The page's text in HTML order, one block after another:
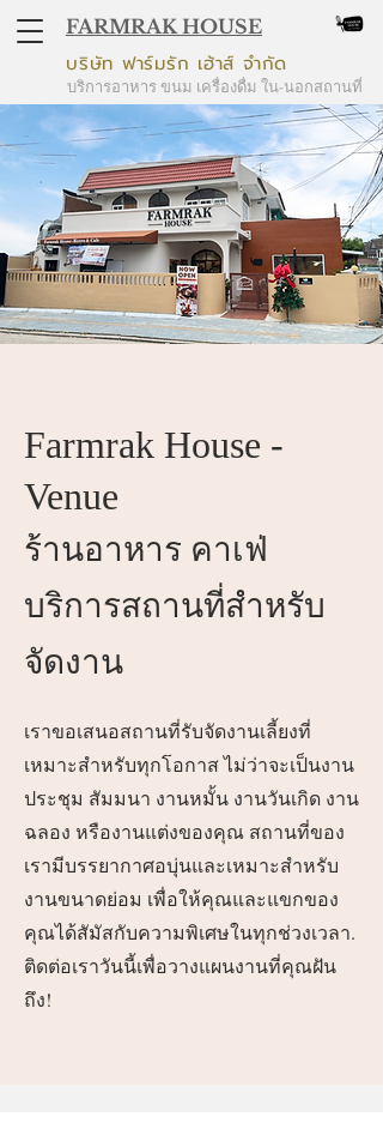
FARMRAK HOUSE
บริการอาหาร ขนม เครื่องดื่ม ใน-นอกสถานที่
บริษัท ฟาร์มรัก เฮ้าส์ จำกัด
Farmrak House -
Venue
ร้านอาหาร คาเฟ่
บริการสถานที่สำหรับ
จัดงาน
เราขอเสนอสถานที่รับจัดงานเลี้ยงที่
เหมาะสำหรับทุกโอกาส ไม่ว่าจะเป็นงาน
ประชุม สัมมนา งานหมั้น งานวันเกิด งาน
ฉลอง หรืองานแต่งของคุณ สถานที่ของ
เรามีบรรยากาศอบุ่นและเหมาะสำหรับ
งานขนาดย่อม เพื่อให้คุณและแขกของ
คุณได้สัมัสกับความพิเศษในทุกช่วงเวลา.
ติดต่อเราวันนี้เพื่อวางแผนงานที่คุณฝัน
ถึง!